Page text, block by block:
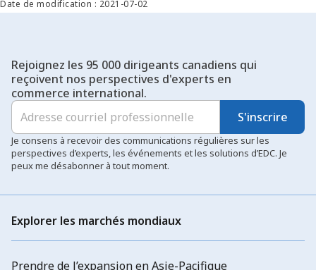
Date de modification : 2021-07-02
Rejoignez les 95 000 dirigeants canadiens qui
reçoivent nos perspectives d'experts en
commerce international.
S'inscrire
Je consens à recevoir des communications régulières sur les
perspectives d’experts, les événements et les solutions d’EDC. Je
peux me désabonner à tout moment.
Explorer les marchés mondiaux
Prendre de l’expansion en Asie-Pacifique